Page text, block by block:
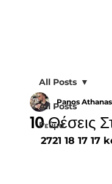
All Posts
Ρεύμα
All Posts
10 Θέσεις
Panos
2721 18 17 17